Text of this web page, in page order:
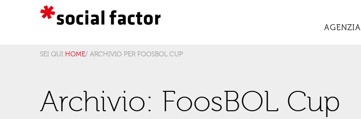
AGENZIA
SEI QUI:HOME/ ARCHIVIO PER FOOSBOL CUP
Archivio: FoosBOL Cup